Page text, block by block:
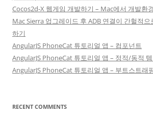
Cocos2d-X 웹게임 개발하기 – Mac에서 개발환
Mac Sierra 업그레이드 후 ADB 연결이 간헐적
하기
AngularJS PhoneCat 튜토리얼 앱 – 컴포넌트
AngularJS PhoneCat 튜토리얼 앱 – 정적/동적
AngularJS PhoneCat 튜토리얼 앱 – 부트스트래
RECENT COMMENTS